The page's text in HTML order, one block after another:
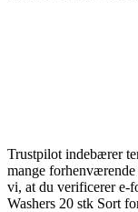
Trustpilot indebærer
mange
vi, at du verificerer e-
Washers 20 stk Sort